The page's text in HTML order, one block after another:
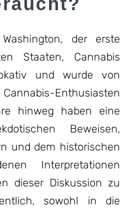
der erste
Staaten, Cannabis
und wurde von
Enthusiasten
hinweg haben eine
Beweisen,
und dem historischen
Interpretationen
dieser Diskussion zu
sowohl in die